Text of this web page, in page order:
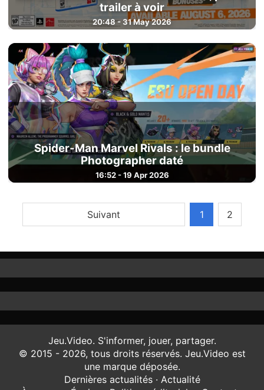
trailer à voir
20:48 - 31 May 2026
Spider-Man Marvel Rivals : le bundle
Photographer daté
16:52 - 19 Apr 2026
Suivant 1 2
Jeu.Video. S'informer, jouer, partager.
© 2015 - 2026, tous droits réservés. Jeu.Video est
une marque déposée.
Dernières actualités· Actualité